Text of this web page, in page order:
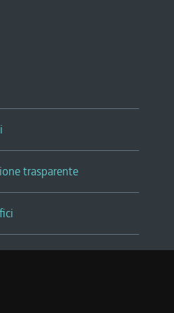
trasparente